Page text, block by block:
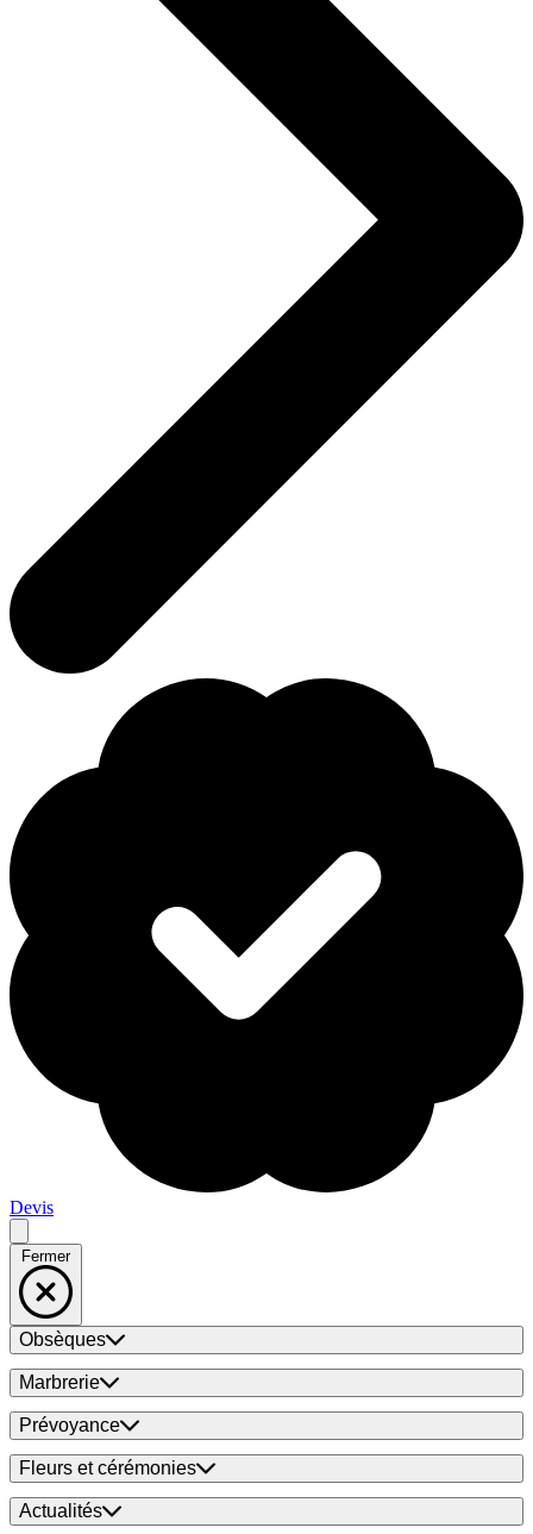
Devis
Fermer
Obsèques
Marbrerie
Prévoyance
Fleurs et cérémonies
Actualités